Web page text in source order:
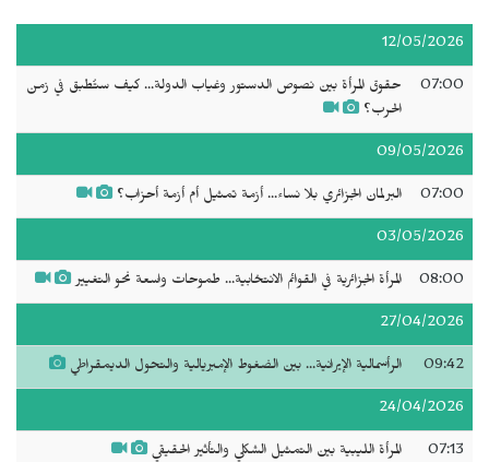
12/05/2026
07:00
حقوق المرأة بين نصوص الدستور وغياب الدولة... كيف ستُطبق في زمن
الحرب؟
09/05/2026
07:00 البرلمان الجزائري بلا نساء... أزمة تمثيل أم أزمة أحزاب؟
03/05/2026
08:00 المرأة الجزائرية في القوائم الانتخابية... طموحات واسعة نحو التغيير
27/04/2026
09:42 الرأسمالية الإيرانية... بين الضغوط الإمبريالية والتحول الديمقراطي
24/04/2026
07:13 المرأة الليبية بين التمثيل الشكلي والتأثير الحقيقي